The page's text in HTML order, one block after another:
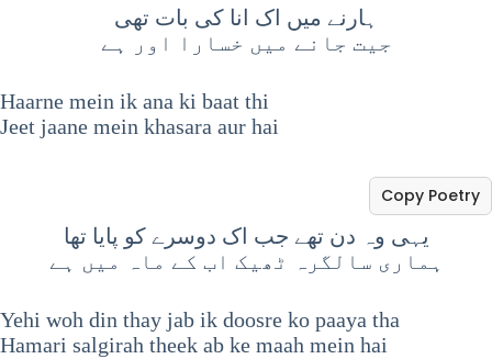
ہارنے میں اک انا کی بات تھی
جیت جانے میں خسارا اور ہے
Haarne mein ik ana ki baat thi
Jeet jaane mein khasara aur hai
یہی وہ دن تھے جب اک دوسرے کو پایا تھا
ہماری سالگرہ ٹھیک اب کے ماہ میں ہے
Copy Poetry
Yehi woh din thay jab ik doosre ko paaya tha
Hamari salgirah theek ab ke maah mein hai